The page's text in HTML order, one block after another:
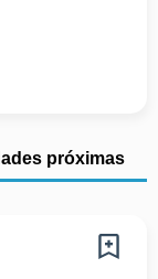
próximas